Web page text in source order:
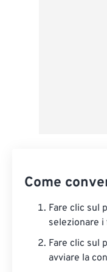
Come
Fare clic sul
selezionare i
Fare clic sul
avviare la